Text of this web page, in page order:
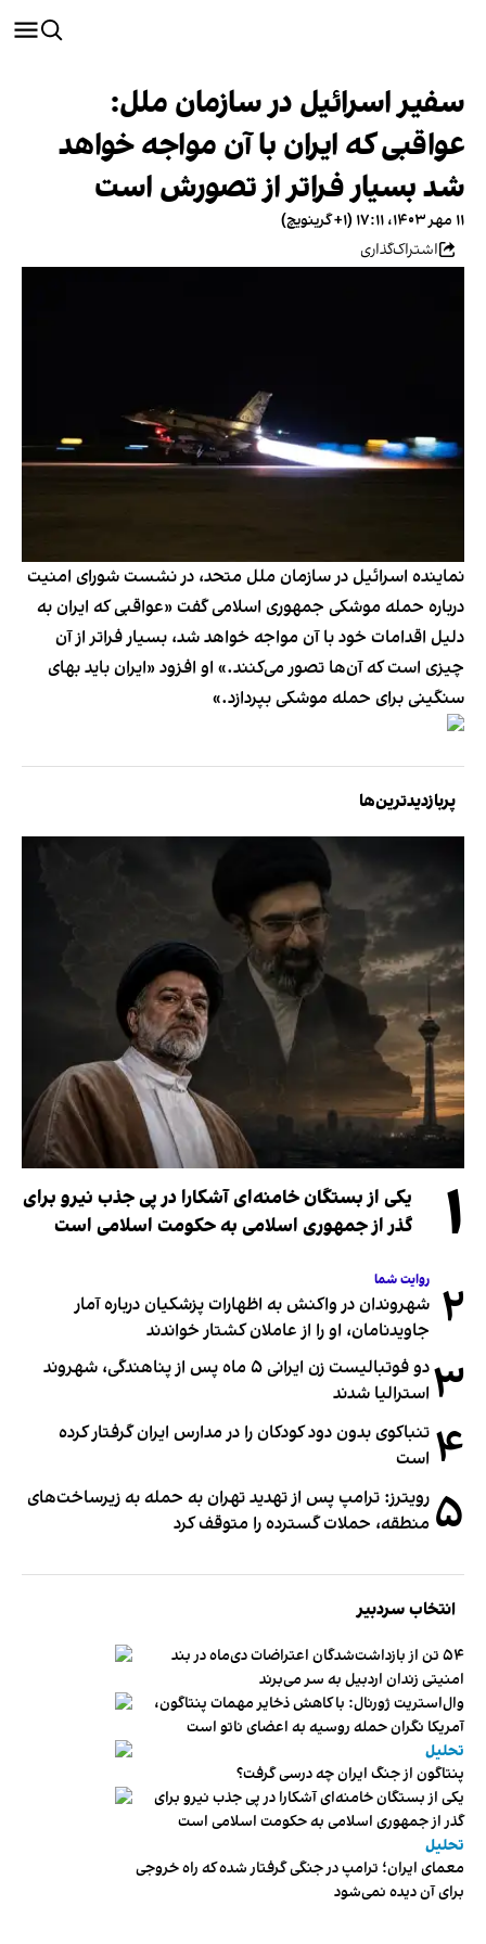
سفیر اسرائیل در سازمان ملل:
عواقبی که ایران با آن مواجه خواهد
شد بسیار فراتر از تصورش است
۱۱ مهر ۱۴۰۳، ۱۷:۱۱ (‎+۱ گرینویچ)
اشتراک‌گذاری
نماینده اسرائیل در سازمان ملل متحد، در نشست شورای امنیت
درباره حمله موشکی جمهوری اسلامی گفت «عواقبی که ایران به
دلیل اقدامات خود با آن مواجه خواهد شد، بسیار فراتر از آن
چیزی است که آن‌ها تصور می‌کنند.» او افزود «ایران باید بهای
سنگینی برای حمله موشکی بپردازد.»
پربازدیدترین‌ها
۱
یکی از بستگان خامنه‌ای آشکارا در پی جذب نیرو برای
گذر از جمهوری اسلامی به حکومت اسلامی است
۲ روایت شما
شهروندان در واکنش به اظهارات پزشکیان درباره آمار
جاویدنامان، او را از عاملان کشتار خواندند
۳
دو فوتبالیست زن ایرانی ۵ ماه پس از پناهندگی، شهروند
استرالیا شدند
۴ تنباکوی بدون دود کودکان را در مدارس ایران گرفتار کرده
است
۵ رویترز: ترامپ پس از تهدید تهران به حمله به زیرساخت‌های
منطقه، حملات گسترده را متوقف کرد
انتخاب سردبیر
۵۴ تن از بازداشت‌شدگان اعتراضات دی‌ماه در بند
امنیتی زندان اردبیل به سر می‌برند
وال‌استریت ژورنال: با کاهش ذخایر مهمات پنتاگون،
آمریکا نگران حمله روسیه به اعضای ناتو‌ است
تحلیل
پنتاگون از جنگ ایران چه درسی گرفت؟
یکی از بستگان خامنه‌ای آشکارا در پی جذب نیرو برای
گذر از جمهوری اسلامی به حکومت اسلامی است
تحلیل
معمای ایران؛ ترامپ در جنگی گرفتار شده که راه خروجی
برای آن دیده نمی‌شود